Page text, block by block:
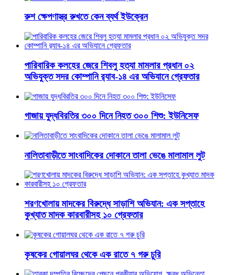
রুশ ক্ষেপণাস্ত্র রুখতে কেন ব্যর্থ ইউক্রেন
পারিবারিক কলহের জেরে শিবলু হত্যা মামলার প্রধান ০২
অভিযুক্ত সদর কোম্পানি র‌্যাব-১৪ এর অভিযানে গ্রেফতার
গাজায় যুদ্ধবিরতির ৩০০ দিনে নিহত ৩০০ শিশু: ইউনিসেফ
নালিতাবাড়ীতে সাংবাদিকের দোকানে তালা ভেঙে মালামাল লুট
শরণখোলায় মাদকের বিরুদ্ধে সাড়াশি অভিযান: এক সপ্তাহে
কুখ্যাত মাদক কারবারীসহ ১০ গ্রেফতার
কৃষকের গোয়ালঘর থেকে এক রাতে ৭ গরু চুরি